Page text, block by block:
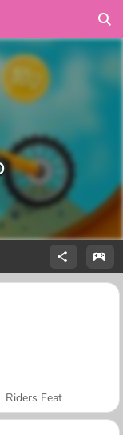
Riders Feat